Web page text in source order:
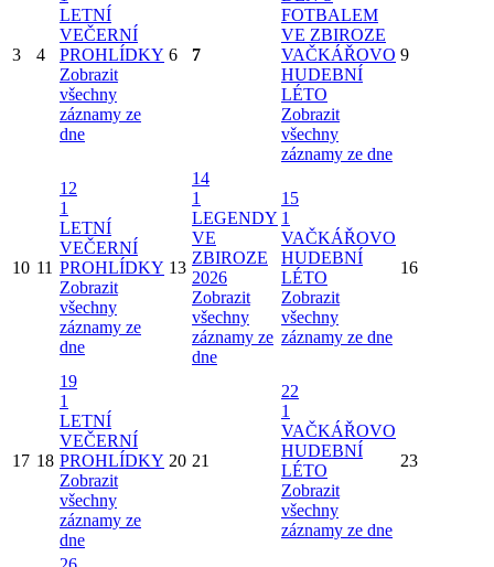
3 4
LETNÍ
VEČERNÍ
PROHLÍDKY
Zobrazit
všechny
záznamy ze
dne
6 7
FOTBALEM
VE ZBIROZE
VAČKÁŘOVO
HUDEBNÍ
LÉTO
Zobrazit
všechny
záznamy ze dne
9
10 11
12
1
LETNÍ
VEČERNÍ
PROHLÍDKY
Zobrazit
všechny
záznamy ze
dne
13
14
1
LEGENDY
VE
ZBIROZE
2026
Zobrazit
všechny
záznamy ze
dne
15
1
VAČKÁŘOVO
HUDEBNÍ
LÉTO
Zobrazit
všechny
záznamy ze dne
16
17 18
19
1
LETNÍ
VEČERNÍ
PROHLÍDKY
Zobrazit
všechny
záznamy ze
dne
20 21
22
1
VAČKÁŘOVO
HUDEBNÍ
LÉTO
Zobrazit
všechny
záznamy ze dne
23